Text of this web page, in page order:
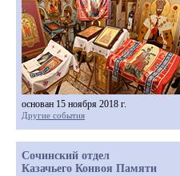
основан 15 ноября 2018 г.
Другие события
Сочинский отдел
Казачьего Конвоя Памяти